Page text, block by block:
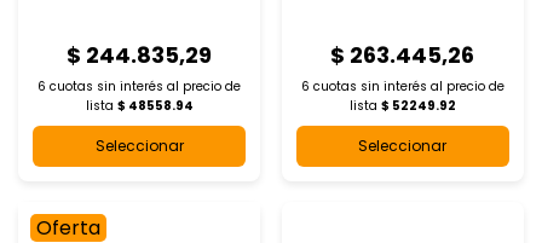
$ 244.835,29
6 cuotas sin interés al precio de
lista $ 48558.94
Seleccionar
$ 263.445,26
6 cuotas sin interés al precio de
lista $ 52249.92
Seleccionar
Oferta